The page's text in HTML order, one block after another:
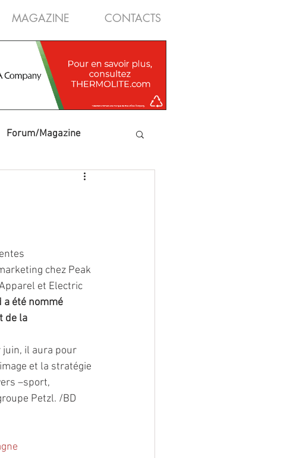
MAGAZINE CONTACTS
Forum/Magazine
chez Peak
et Electric
a été nommé
de la
juin, il aura pour
et la stratégie
–sport,
Petzl. /BD